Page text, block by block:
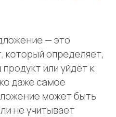
— это
который определяет,
или уйдёт к
даже самое
может быть
не учитывает